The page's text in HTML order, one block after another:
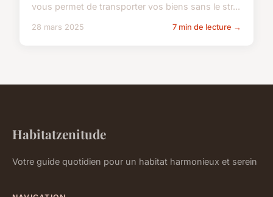
vous permet de transporter vos biens sans le str...
28 mars 2025 7 min de lecture →
Habitatzenitude
Votre guide quotidien pour un habitat harmonieux et serein